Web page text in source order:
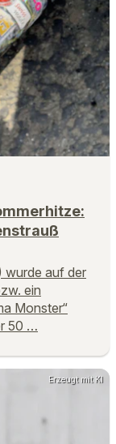
wurde auf der
ein
Monster“
50 …
Erzeugt mit KI